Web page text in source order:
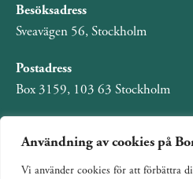
Användning av cookies på
Vi använder cookies för att förbättra
Besöksadress
Sveavägen 56, Stockholm
Postadress
Box 3159, 103 63 Stockholm
Om